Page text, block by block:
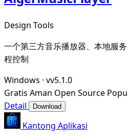
Design Tools
一个第三方音乐播放器、本地服
程控制
Windows · vv5.1.0
Gratis Aman Open Source
Detail
Download
Kantong Aplikasi